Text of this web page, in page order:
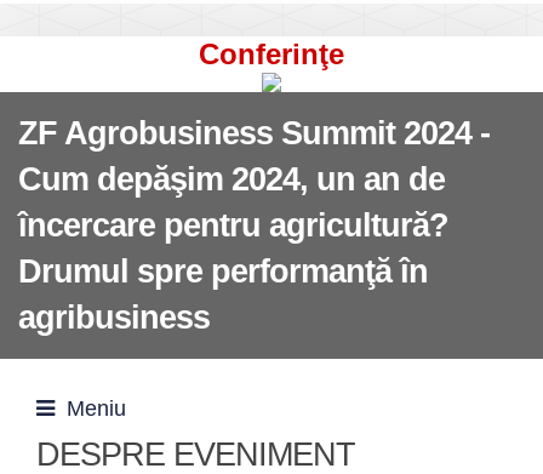
Conferinţe
ZF Agrobusiness Summit 2024 -
Cum depăşim 2024, un an de
încercare pentru agricultură?
Drumul spre performanţă în
agribusiness
Meniu
DESPRE EVENIMENT